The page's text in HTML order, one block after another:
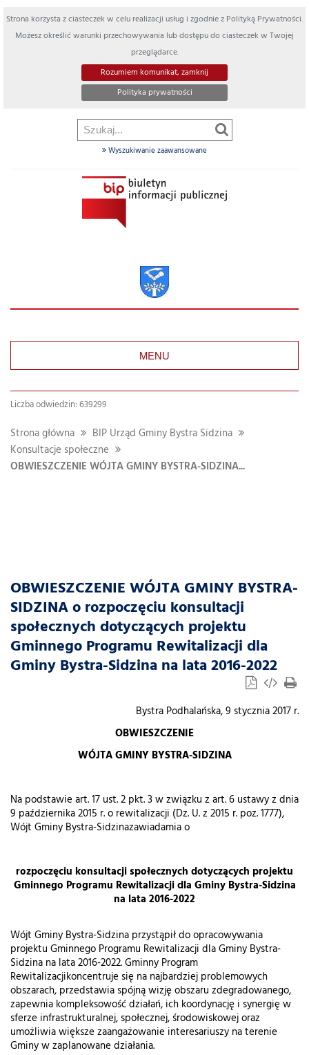
Strona korzysta z ciasteczek w celu realizacji usług i zgodnie z Polityką Prywatności.
Możesz określić warunki przechowywania lub dostępu do ciasteczek w Twojej
przeglądarce.
Rozumiem komunikat, zamknij
Polityka prywatności
Wyszukiwanie zaawansowane
MENU
Liczba odwiedzin: 639299
Strona główna
BIP Urząd Gminy Bystra Sidzina
Konsultacje społeczne
OBWIESZCZENIE WÓJTA GMINY BYSTRA-SIDZINA...
OBWIESZCZENIE WÓJTA GMINY BYSTRA-
SIDZINA o rozpoczęciu konsultacji
społecznych dotyczących projektu
Gminnego Programu Rewitalizacji dla
Gminy Bystra-Sidzina na lata 2016-2022
Bystra Podhalańska, 9 stycznia 2017 r.
OBWIESZCZENIE
WÓJTA GMINY BYSTRA-SIDZINA
Na podstawie art. 17 ust. 2 pkt. 3 w związku z art. 6 ustawy z dnia
9 października 2015 r. o rewitalizacji (Dz. U. z 2015 r. poz. 1777),
Wójt Gminy Bystra-Sidzinazawiadamia o
rozpoczęciu konsultacji społecznych dotyczących projektu
Gminnego Programu Rewitalizacji dla Gminy Bystra-Sidzina
na lata 2016-2022
Wójt Gminy Bystra-Sidzina przystąpił do opracowywania
projektu Gminnego Programu Rewitalizacji dla Gminy Bystra-
Sidzina na lata 2016-2022. Gminny Program
Rewitalizacjikoncentruje się na najbardziej problemowych
obszarach, przedstawia spójną wizję obszaru zdegradowanego,
zapewnia kompleksowość działań, ich koordynację i synergię w
sferze infrastrukturalnej, społecznej, środowiskowej oraz
umożliwia większe zaangażowanie interesariuszy na terenie
Gminy w zaplanowane działania.